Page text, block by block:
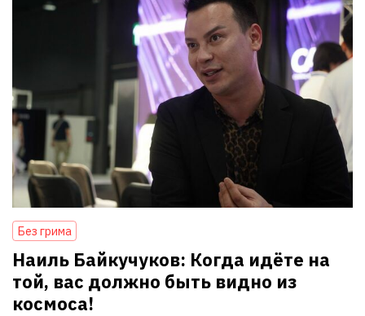
Без грима
Наиль Байкучуков: Когда идёте на
той, вас должно быть видно из
космоса!